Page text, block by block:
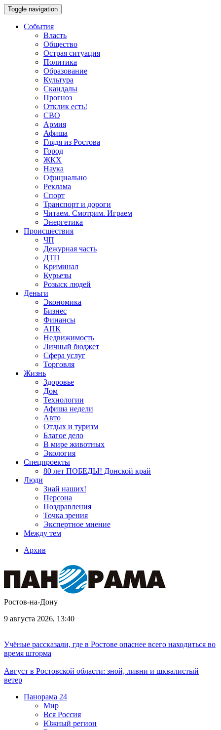
Toggle navigation
События
Власть
Общество
Острая ситуация
Политика
Образование
Культура
Скандалы
Прогноз
Отклик есть!
СВО
Армия
Афиша
Глядя из Ростова
Город
ЖКХ
Наука
Официально
Реклама
Спорт
Транспорт и дороги
Читаем. Смотрим. Играем
Энергетика
Происшествия
ЧП
Дежурная часть
ДТП
Криминал
Курьезы
Розыск людей
Деньги
Экономика
Бизнес
Финансы
АПК
Недвижимость
Личный бюджет
Сфера услуг
Торговля
Жизнь
Здоровье
Дом
Технологии
Афиша недели
Авто
Отдых и туризм
Благое дело
В мире животных
Экология
Спецпроекты
80 лет ПОБЕДЫ! Донской край
Люди
Знай наших!
Персона
Поздравления
Точка зрения
Экспертное мнение
Между тем
Архив
Ростов-на-Дону
9 августа 2026, 13:40
Учёные рассказали, где в Ростове опаснее всего находиться во
время шторма
Август в Ростовской области: зной, ливни и шквалистый
ветер
Панорама 24
Мир
Вся Россия
Южный регион